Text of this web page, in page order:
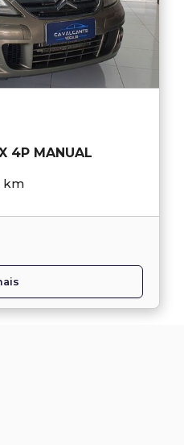
4P MANUAL
km